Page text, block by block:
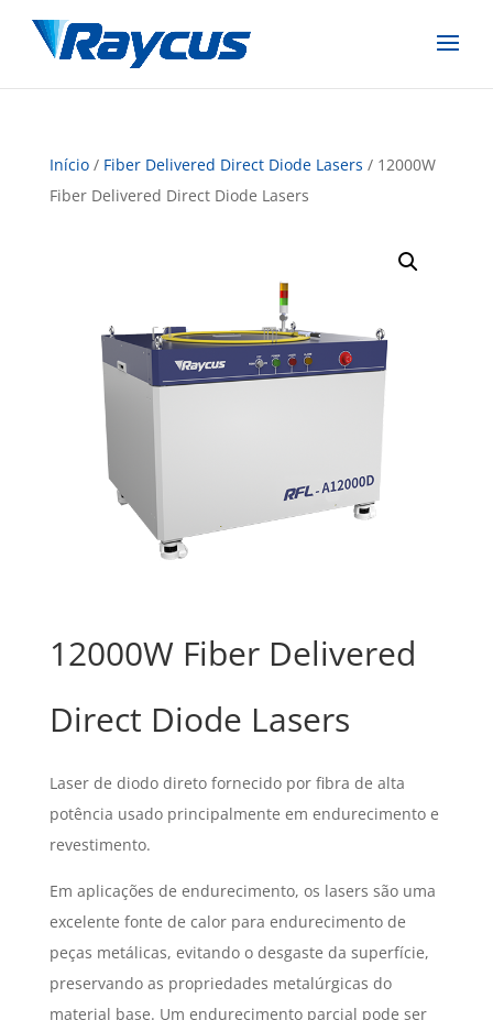
Início/ Fiber Delivered Direct Diode Lasers / 12000W
Fiber Delivered Direct Diode Lasers
12000W Fiber Delivered
Direct Diode Lasers
Laser de diodo direto fornecido por fibra de alta
potência usado principalmente em endurecimento e
revestimento.
Em aplicações de endurecimento, os lasers são uma
excelente fonte de calor para endurecimento de
peças metálicas, evitando o desgaste da superfície,
preservando as propriedades metalúrgicas do
material base. Um endurecimento parcial pode ser